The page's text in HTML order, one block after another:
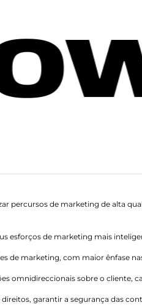
percursos de marketing de alta
esforços de marketing mais
marketing, com maior ênfase
omnidireccionais sobre o cliente,
garantir a segurança das